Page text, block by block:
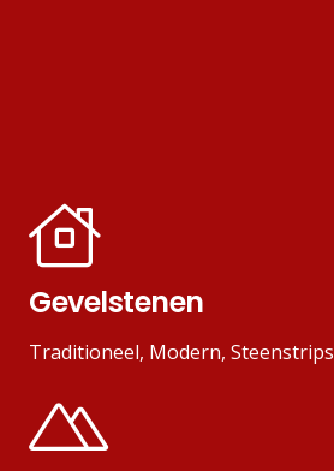
Gevelstenen
Traditioneel, Modern, Steenstrips